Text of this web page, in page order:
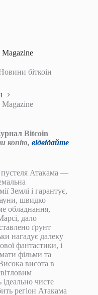
біткоін
Bitcoin
копію, відвідайте
пустеля Атакама —
Землі і гарантує,
швидко
обладнання,
дало
ґрунт
нагадує далеку
фантастики, і
фільми та
висота в
чисте
регіон Атакама